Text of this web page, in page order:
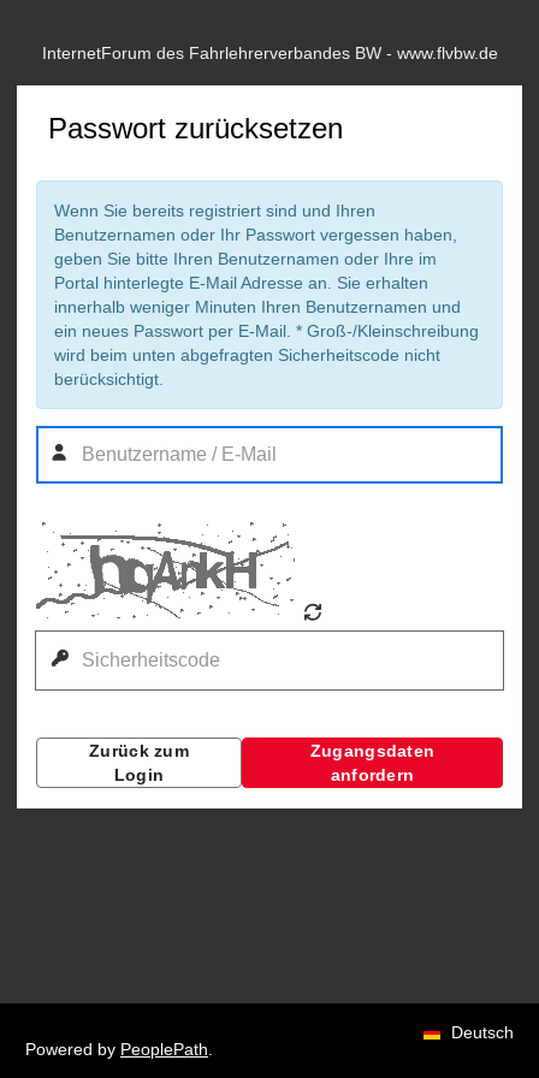
InternetForum des Fahrlehrerverbandes BW - www.flvbw.de
Passwort zurücksetzen
Wenn Sie bereits registriert sind und Ihren
Benutzernamen oder Ihr Passwort vergessen haben,
geben Sie bitte Ihren Benutzernamen oder Ihre im
Portal hinterlegte E-Mail Adresse an. Sie erhalten
innerhalb weniger Minuten Ihren Benutzernamen und
ein neues Passwort per E-Mail. * Groß-/Kleinschreibung
wird beim unten abgefragten Sicherheitscode nicht
berücksichtigt.
Zugangsdaten
anfordern
Zurück zum
Login
Deutsch
Powered by PeoplePath